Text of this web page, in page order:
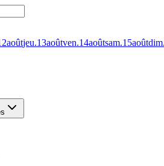
aoûtjeu.13aoûtven.14aoûtsam.15août